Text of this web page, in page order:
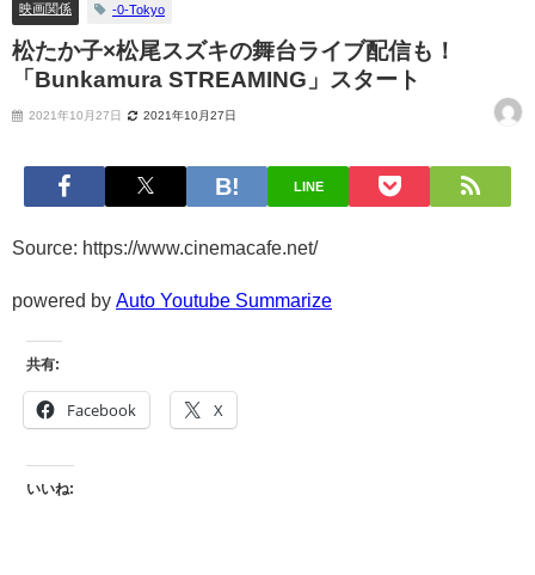
映画関係 -0-Tokyo
松たか子×松尾スズキの舞台ライブ配信も！
「Bunkamura STREAMING」スタート
2021年10月27日 2021年10月27日
LINE
Source: https://www.cinemacafe.net/
powered by Auto Youtube Summarize
共有:
Facebook X
いいね: